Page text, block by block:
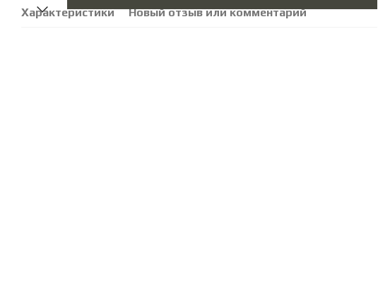
Характеристики Новый отзыв или комментарий